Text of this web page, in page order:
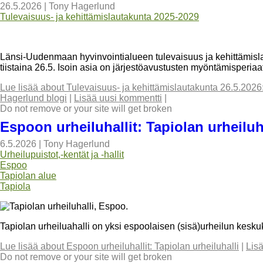
26.5.2026
Tony Hagerlund
Tulevaisuus- ja kehittämislautakunta 2025-2029
Länsi-Uudenmaan hyvinvointialueen tulevaisuus ja
tiistaina 26.5. Isoin asia on järjestöavustusten
Lue lisää about Tulevaisuus- ja kehittämislautakunta
Hagerlund blogi
Lisää uusi kommentti
Do not remove or your site will get broken
Espoon urheiluhallit: Tapiolan
6.5.2026
Tony Hagerlund
Urheilupuistot,-kentät ja -hallit
Espoo
Tapiolan alue
Tapiola
Tapiolan urheiluahalli on yksi espoolaisen (sisä)urheilun
Lue lisää about Espoon urheiluhallit: Tapiolan urheiluhalli
Do not remove or your site will get broken